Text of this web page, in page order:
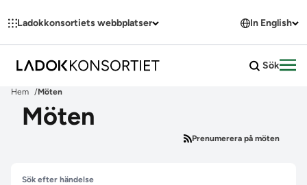
Ladokkonsortiets webbplatser In English
Sök
Hem Möten
Möten
Prenumerera på möten
Hoppa över filter
Sök efter händelse